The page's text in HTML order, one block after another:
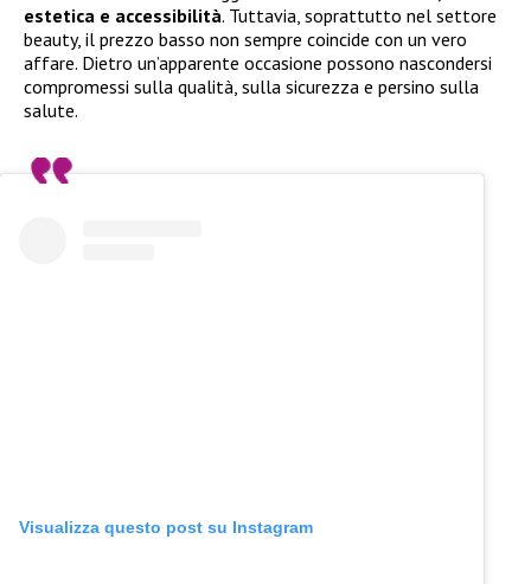
estetica e accessibilità. Tuttavia, soprattutto nel settore
beauty, il prezzo basso non sempre coincide con un vero
affare. Dietro un’apparente occasione possono nascondersi
compromessi sulla qualità, sulla sicurezza e persino sulla
salute.
Visualizza questo post su Instagram